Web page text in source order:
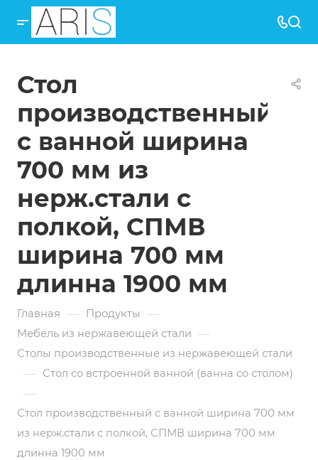
Стол
производственный
с ванной ширина
700 мм из
нерж.стали с
полкой, СПМВ
ширина 700 мм
длинна 1900 мм
Главная — Продукты —
Мебель из нержавеющей стали —
Столы производственные из нержавеющей стали
— Стол со встроенной ванной (ванна со столом)
—
Стол производственный с ванной ширина 700 мм
из нерж.стали с полкой, СПМВ ширина 700 мм
длинна 1900 мм